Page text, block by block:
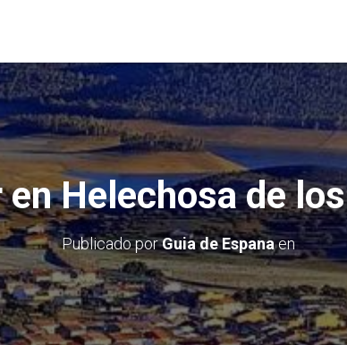
en Helechosa de
Publicado porGuia de Espanaen